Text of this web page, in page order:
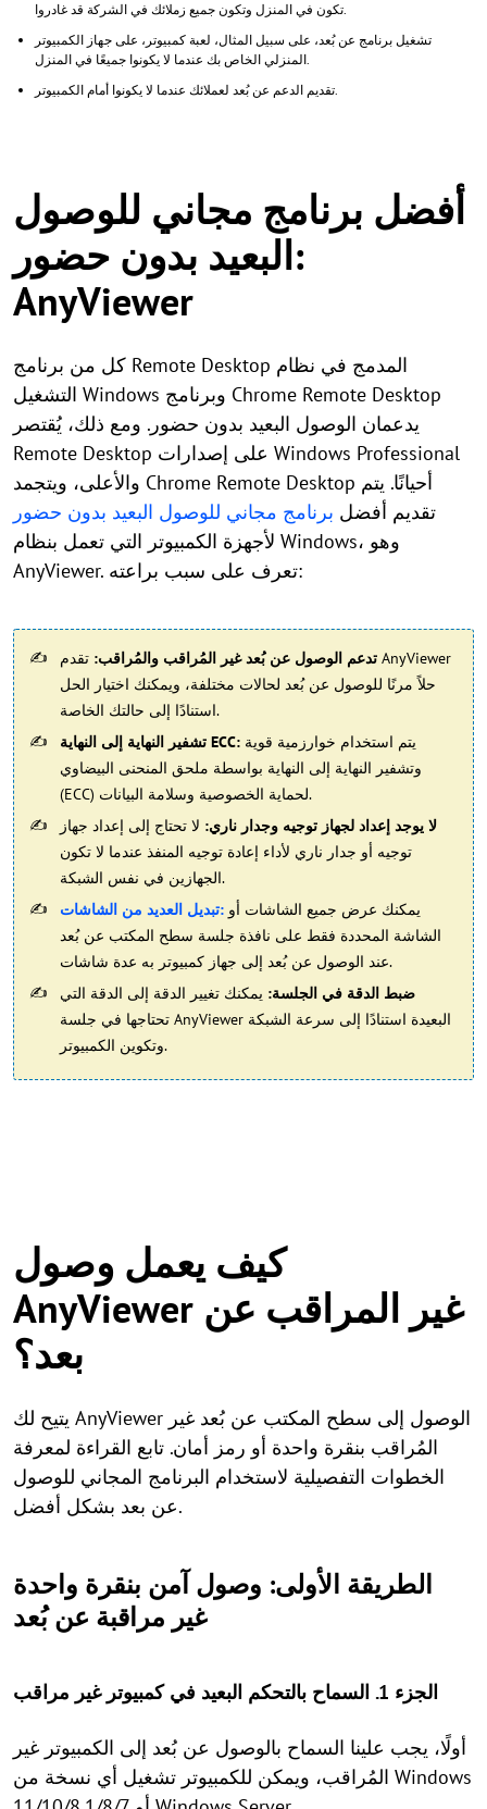
تكون في المنزل وتكون جميع زملائك في الشركة قد غادروا.
تشغيل برنامج عن بُعد، على سبيل المثال، لعبة كمبيوتر، على جهاز الكمبيوتر
المنزلي الخاص بك عندما لا يكونوا جميعًا في المنزل.
تقديم الدعم عن بُعد لعملائك عندما لا يكونوا أمام الكمبيوتر.
أفضل برنامج مجاني للوصول
البعيد بدون حضور:
AnyViewer
كل من برنامج Remote Desktop المدمج في نظام
التشغيل Windows وبرنامج Chrome Remote Desktop
يدعمان الوصول البعيد بدون حضور. ومع ذلك، يُقتصر
Remote Desktop على إصدارات Windows Professional
والأعلى، ويتجمد Chrome Remote Desktop أحيانًا. يتم
تقديم أفضل برنامج مجاني للوصول البعيد بدون حضور
لأجهزة الكمبيوتر التي تعمل بنظام Windows، وهو
AnyViewer. تعرف على سبب براعته:
تدعم الوصول عن بُعد غير المُراقب والمُراقب: تقدم AnyViewer
حلاً مرنًا للوصول عن بُعد لحالات مختلفة، ويمكنك اختيار الحل
استنادًا إلى حالتك الخاصة.
تشفير النهاية إلى النهاية ECC:
وتشفير النهاية إلى النهاية بواسطة ملحق المنحنى البيضاوي
(ECC) لحماية الخصوصية وسلامة البيانات.
لا يوجد إعداد لجهاز توجيه وجدار ناري: لا تحتاج إلى إعداد جهاز
توجيه أو جدار ناري لأداء إعادة توجيه المنفذ عندما لا تكون
الجهازين في نفس الشبكة.
تبديل العديد من الشاشات:
الشاشة المحددة فقط على نافذة جلسة سطح المكتب عن بُعد
عند الوصول عن بُعد إلى جهاز كمبيوتر به عدة شاشات.
ضبط الدقة في الجلسة: يمكنك تغيير الدقة إلى الدقة التي
تحتاجها في جلسة AnyViewer البعيدة استنادًا إلى سرعة الشبكة
وتكوين الكمبيوتر.
كيف يعمل وصول
AnyViewer غير المراقب عن
بعد؟
يتيح لك AnyViewer الوصول إلى سطح المكتب عن بُعد غير
المُراقب بنقرة واحدة أو رمز أمان. تابع القراءة لمعرفة
الخطوات التفصيلية لاستخدام البرنامج المجاني للوصول
عن بعد بشكل أفضل.
الطريقة الأولى: وصول آمن بنقرة واحدة
غير مراقبة عن بُعد
الجزء 1. السماح بالتحكم البعيد في كمبيوتر غير مراقب
أولًا، يجب علينا السماح بالوصول عن بُعد إلى الكمبيوتر غير
المُراقب، ويمكن للكمبيوتر تشغيل أي نسخة من Windows